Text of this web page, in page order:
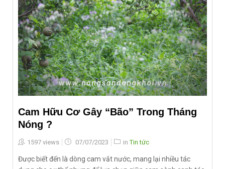
Cam Hữu Cơ Gây “Bão” Trong Tháng
Nóng ?
1597 views
Posted
07/07/2023 in Tin tức
Được biết đến là dòng cam vắt nước, mang lại nhiều tác